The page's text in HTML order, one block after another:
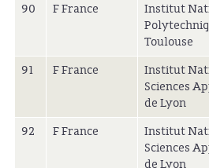
90 F France
Institut
Toulouse
91 F France
Institut
Sciences
de Lyon
92 F France
Institut
Sciences
de Lyon